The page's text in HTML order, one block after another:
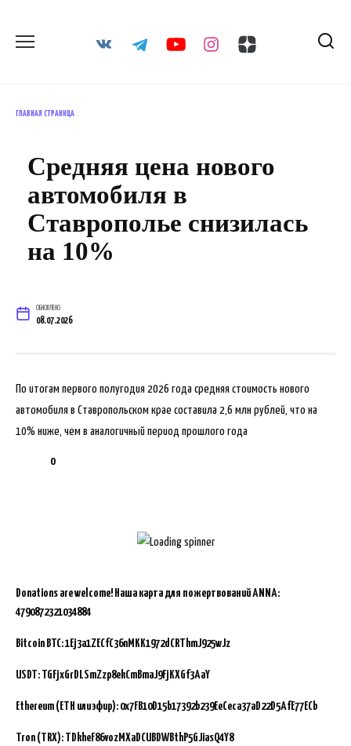
содержанию
ГЛАВНАЯ СТРАНИЦА
Средняя цена нового
автомобиля в
Ставрополье снизилась
на 10%
ОБНОВЛЕНО
08.07.2026
По итогам первого полугодия 2026 года средняя стоимость нового
автомобиля в Ставропольском крае составила 2,6 млн рублей, что на
10% ниже, чем в аналогичный период прошлого года
0
Donations are welcome! Наша карта для пожертвований ANNA:
4790872321034884
Bitcoin BTC:1Ej3a1ZECfC36nMKK1972dCRThmJ925wJz
USDT: TGFjxGrDLSmZzp8ekCmBmaJ9FjKXGf3AaY
Ethereum (ETH или эфир): 0x7FB10D15b17392b239EeCeca37aD22D5AfE77ECb
Tron (TRX): TDkheF86vozMXaDCUBDWBthP5GJiasQ4Y8